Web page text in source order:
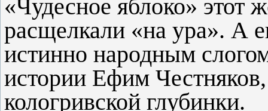
«Чудесное яблоко»
расщелкали «на ура». А
истинно народным
истории Ефим
кологривской глубинки.